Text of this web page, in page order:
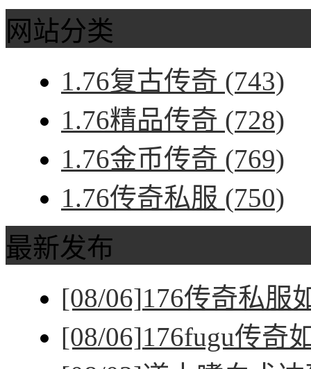
网站分类
1.76复古传奇 (743)
1.76精品传奇 (728)
1.76金币传奇 (769)
1.76传奇私服 (750)
最新发布
[08/06]176传奇私服
[08/06]176fugu传奇